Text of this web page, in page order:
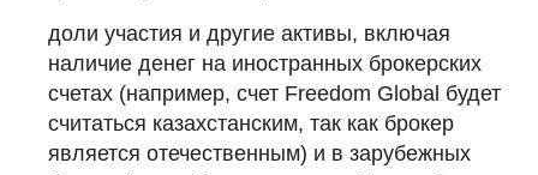
доли участия и другие активы, включая
наличие денег на иностранных брокерских
счетах (например, счет Freedom Global будет
считаться казахстанским, так как брокер
является отечественным) и в зарубежных